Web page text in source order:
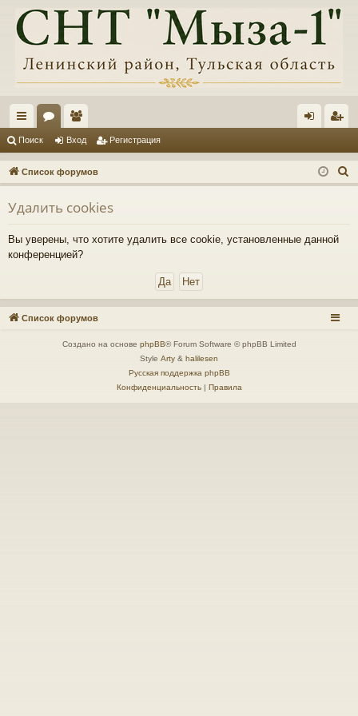
с
ы
лк
и
ум
ы
ол
ьз
ов
ат
ел
и
д ис
тр
ия
Поиск Вход Регистрация
Список форумов
о
Удалить cookies
Вы уверены, что хотите удалить все cookie, установленные данной
конференцией?
Список форумов
Создано на основе phpBB® Forum Software © phpBB Limited
Style Arty & halilesen
Русская поддержка phpBB
Конфиденциальность| Правила